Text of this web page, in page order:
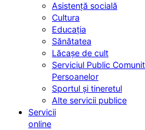
Asistență socială
Cultura
Educația
Sănătatea
Lăcașe de cult
Serviciul Public
Persoanelor
Sportul și tineretul
Alte servicii publice
Servicii
online